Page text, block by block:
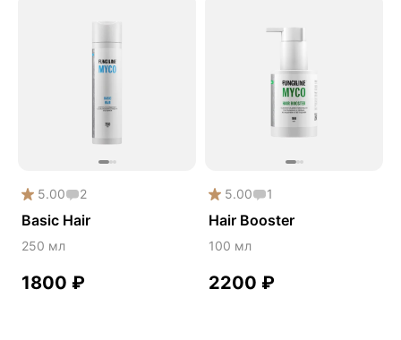
5.00 2
Basic Hair
250 мл
1800 ₽
5.00 1
Hair Booster
100 мл
2200 ₽